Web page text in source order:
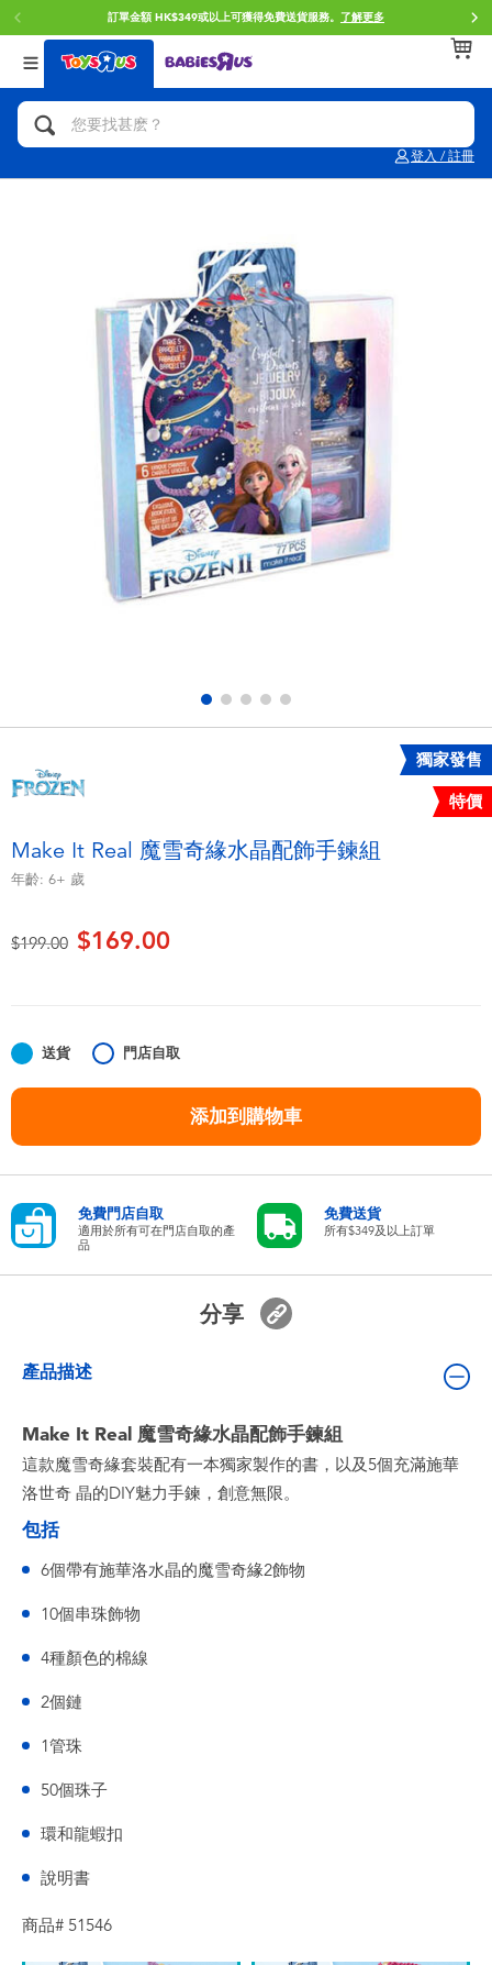
訂單金額 HK$349或以上可獲得免費送貨服務。了解更多
登入 / 註冊
返回
分類目錄
人氣英雄,角色扮演,射擊玩具
拼砌組合及樂高LEGO
玩具車,貨車,火車及遙控系列
手工藝,文具,蠟筆,泥膠,畫板
娃娃, 芭比,收藏公仔
電子玩具
遊戲及拼圖系列
毛毛公仔玩具
夏日用品
任天堂 Switch
人氣角色
返回
品牌
Brunch Brother 早午餐兄弟
Spider-Man蜘蛛俠
Mini Brands
Play-Doh培樂多
Pokemon寶可夢
playpop
LEGO樂高
返回
年齢
0~2歳
8~11歳
12~14歳
14歳以上
獨家發售
特價
Make It Real 魔雪奇緣水晶配飾手鍊組
年齡: 6+ 歲
價格從
$199.00至$169.00
送貨 門店自取
添加到購物車
免費門店自取
適用於所有可在門店自取的產
品
免費送貨
所有$349及以上訂單
分享
產品描述
Make It Real 魔雪奇緣水晶配飾手鍊組
這款魔雪奇緣套裝配有一本獨家製作的書，以及5個充滿施華
洛世奇 晶的DIY魅力手鍊，創意無限。
包括
6個帶有施華洛水晶的魔雪奇緣2飾物
10個串珠飾物
4種顏色的棉線
2個鏈
1管珠
50個珠子
環和龍蝦扣
說明書
商品# 51546